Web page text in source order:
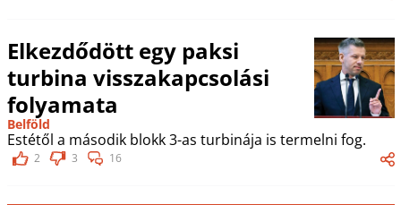
Elkezdődött egy paksi
turbina visszakapcsolási
folyamata
Belföld
Estétől a második blokk 3-as turbinája is termelni fog.
2 3 16